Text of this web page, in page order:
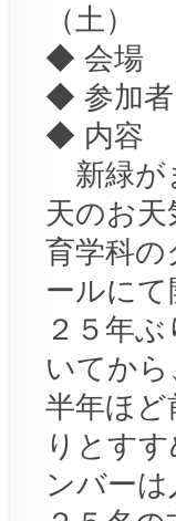
（土）
◆ 会場
◆ 参加
◆ 内
新緑が
天のお
育学科の
ールにて
２５年
いてか
半年ほど
りとす
ンバー